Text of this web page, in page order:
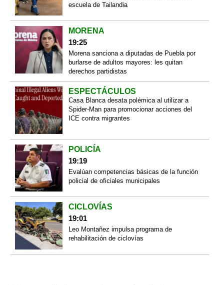
escuela de Tailandia
MORENA
19:25
Morena sanciona a diputadas de Puebla por
burlarse de adultos mayores: les quitan
derechos partidistas
ESPECTÁCULOS
Casa Blanca desata polémica al utilizar a
Spider-Man para promocionar acciones del
ICE contra migrantes
POLICÍA
19:19
Evalúan competencias básicas de la función
policial de oficiales municipales
CICLOVÍAS
19:01
Leo Montañez impulsa programa de
rehabilitación de ciclovías